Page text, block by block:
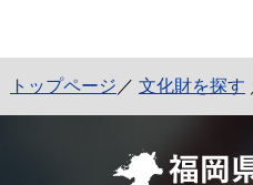
トップページ ／ 文化財を探す